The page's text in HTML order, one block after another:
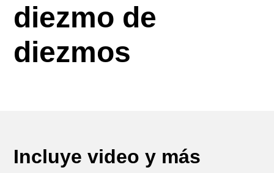
diezmo de
diezmos
Incluye video y más